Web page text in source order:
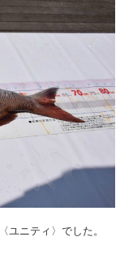
ニティ〉でした。